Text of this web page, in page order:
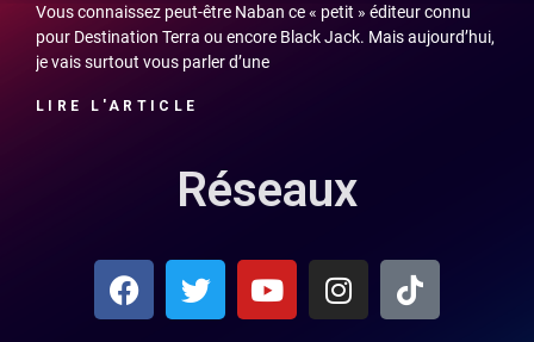
Vous connaissez peut-être Naban ce « petit » éditeur connu
pour Destination Terra ou encore Black Jack. Mais aujourd’hui,
je vais surtout vous parler d’une
LIRE L'ARTICLE
Réseaux